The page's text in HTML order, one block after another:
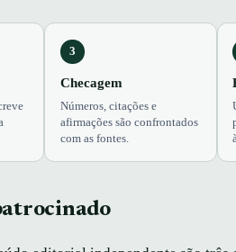
3
Checagem
Números, citações e
afirmações são confrontados
com as fontes.